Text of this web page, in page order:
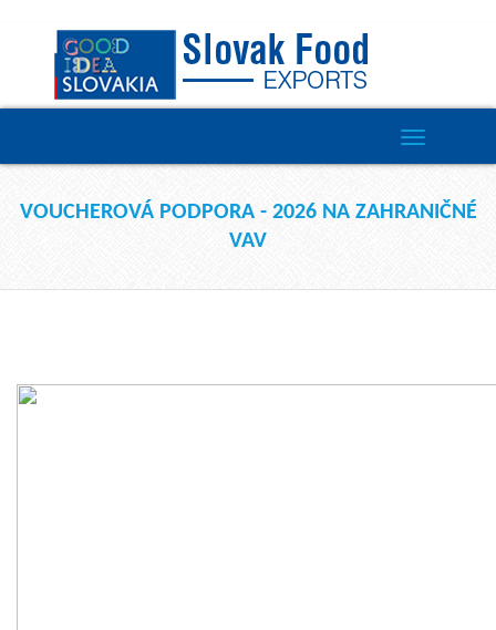
Toggle
navigation
VOUCHEROVÁ PODPORA - 2026 NA ZAHRANIČNÉ
VAV